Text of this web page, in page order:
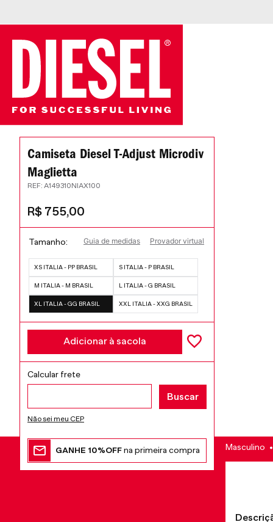
Camiseta Diesel T-Adjust Microdiv
Maglietta
: A149310NIAX100
R$ 755,00
Provador virtual
Guia de medidas
Tamanho
XS ITALIA - PP BRASIL S ITALIA - P BRASIL
M ITALIA - M BRASIL L ITALIA - G BRASIL
XL ITALIA - GG BRASIL XXL ITALIA - XXG BRASIL
Adicionar à sacola
Não sei meu CEP
GANHE 10%OFFna primeira compra Masculino